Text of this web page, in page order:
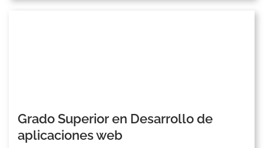
Grado Superior en Desarrollo de
aplicaciones web